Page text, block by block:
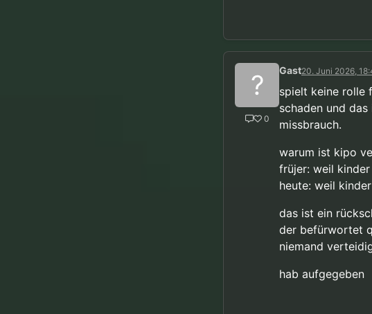
?
0
Gast20. Juni 2026,
spielt keine rolle
schaden und
missbrauch.
warum ist kipo
früjer: weil
heute: weil
das ist ein
der befürwortet
niemand
hab aufgegeben